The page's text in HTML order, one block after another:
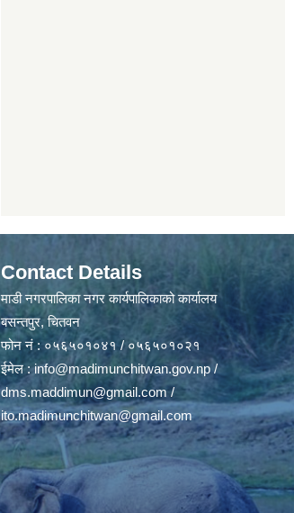
Contact Details
माडी नगरपालिका नगर कार्यपालिकाको कार्यालय
बसन्तपुर, चितवन
फोन नं : ०५६५०१०४१ / ०५६५०१०२१
ईमेल :info@madimunchitwan.gov.np /
dms.maddimun@gmail.com/
ito.madimunchitwan@gmail.com